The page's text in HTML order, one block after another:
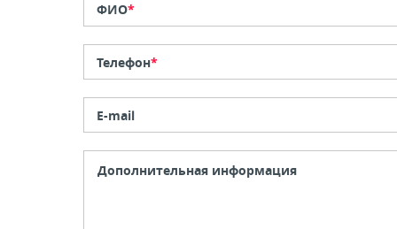
ФИО*
Телефон*
E-mail